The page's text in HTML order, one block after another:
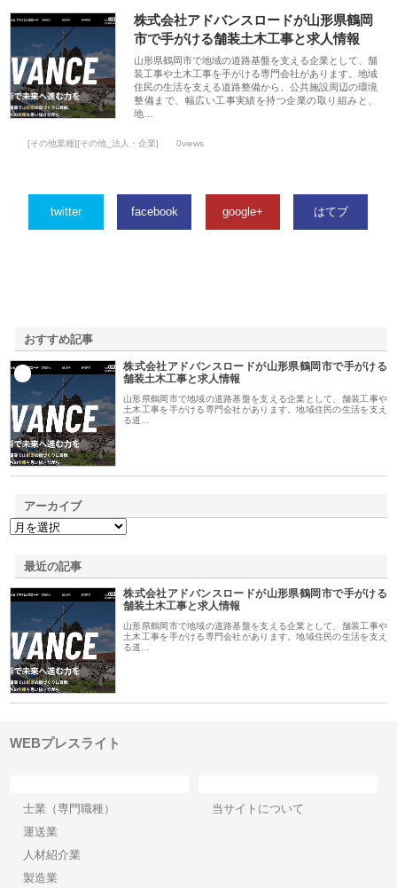
株式会社アドバンスロードが山形県鶴岡
市で手がける舗装土木工事と求人情報
山形県鶴岡市で地域の道路基盤を支える企業として、舗
装工事や土木工事を手がける専門会社があります。地域
住民の生活を支える道路整備から、公共施設周辺の環境
整備まで、幅広い工事実績を持つ企業の取り組みと、
地…
[その他業種][その他_法人・企業] 0views
twitter facebook google+ はてブ
おすすめ記事
株式会社アドバンスロードが山形県鶴岡市で手がける
舗装土木工事と求人情報
山形県鶴岡市で地域の道路基盤を支える企業として、舗装工事や
土木工事を手がける専門会社があります。地域住民の生活を支え
る道…
アーカイブ
最近の記事
株式会社アドバンスロードが山形県鶴岡市で手がける
舗装土木工事と求人情報
山形県鶴岡市で地域の道路基盤を支える企業として、舗装工事や
土木工事を手がける専門会社があります。地域住民の生活を支え
る道…
WEBプレスライト
士業（専門職種）
運送業
人材紹介業
製造業
当サイトについて